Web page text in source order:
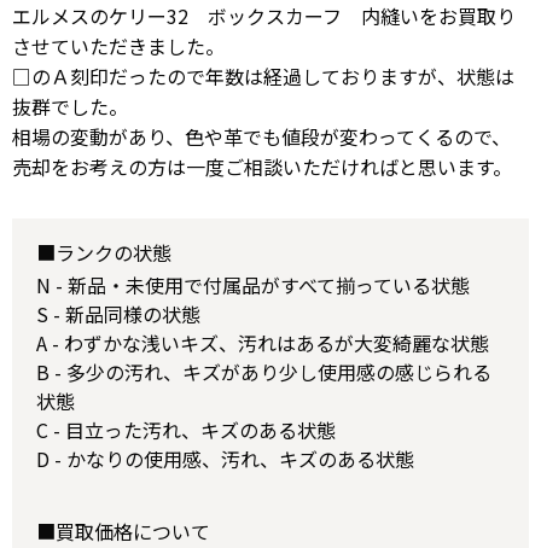
エルメスのケリー32 ボックスカーフ 内縫いをお買取り
させていただきました。
□のＡ刻印だったので年数は経過しておりますが、状態は
抜群でした。
相場の変動があり、色や革でも値段が変わってくるので、
売却をお考えの方は一度ご相談いただければと思います。
■ランクの状態
N - 新品・未使用で付属品がすべて揃っている状態
S - 新品同様の状態
A - わずかな浅いキズ、汚れはあるが大変綺麗な状態
B - 多少の汚れ、キズがあり少し使用感の感じられる
状態
C - 目立った汚れ、キズのある状態
D - かなりの使用感、汚れ、キズのある状態
■買取価格について